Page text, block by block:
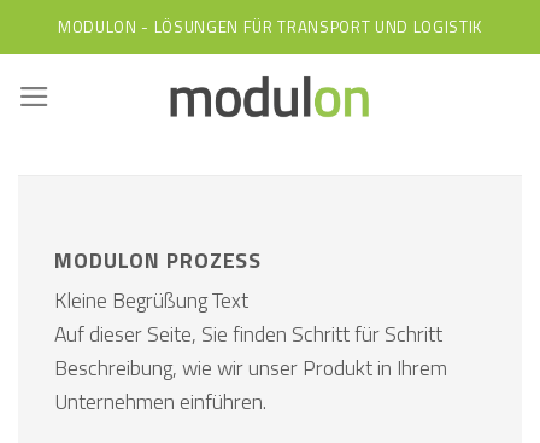
to
content
MODULON - LÖSUNGEN FÜR TRANSPORT UND LOGISTIK
MODULON PROZESS
Kleine Begrüßung Text
Auf dieser Seite, Sie finden Schritt für Schritt
Beschreibung, wie wir unser Produkt in Ihrem
Unternehmen einführen.